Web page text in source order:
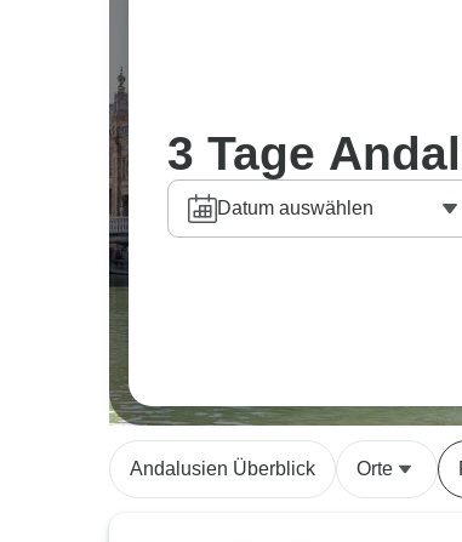
3 Tage
Datum auswählen
Andalusien Überblick Orte